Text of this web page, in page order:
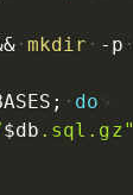
mkdir -p
;
do
$db .sql.gz"